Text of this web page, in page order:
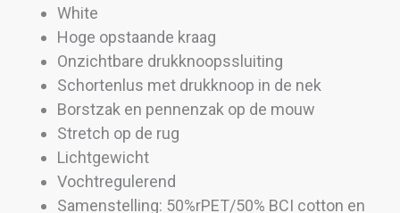
White
Hoge opstaande kraag
Onzichtbare drukknoopssluiting
Schortenlus met drukknoop in de nek
Borstzak en pennenzak op de mouw
Stretch op de rug
Lichtgewicht
Vochtregulerend
Samenstelling: 50%rPET/50% BCI cotton en